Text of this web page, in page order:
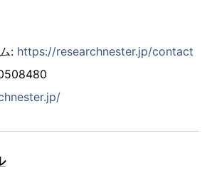
: https://researchnester.jp/contact